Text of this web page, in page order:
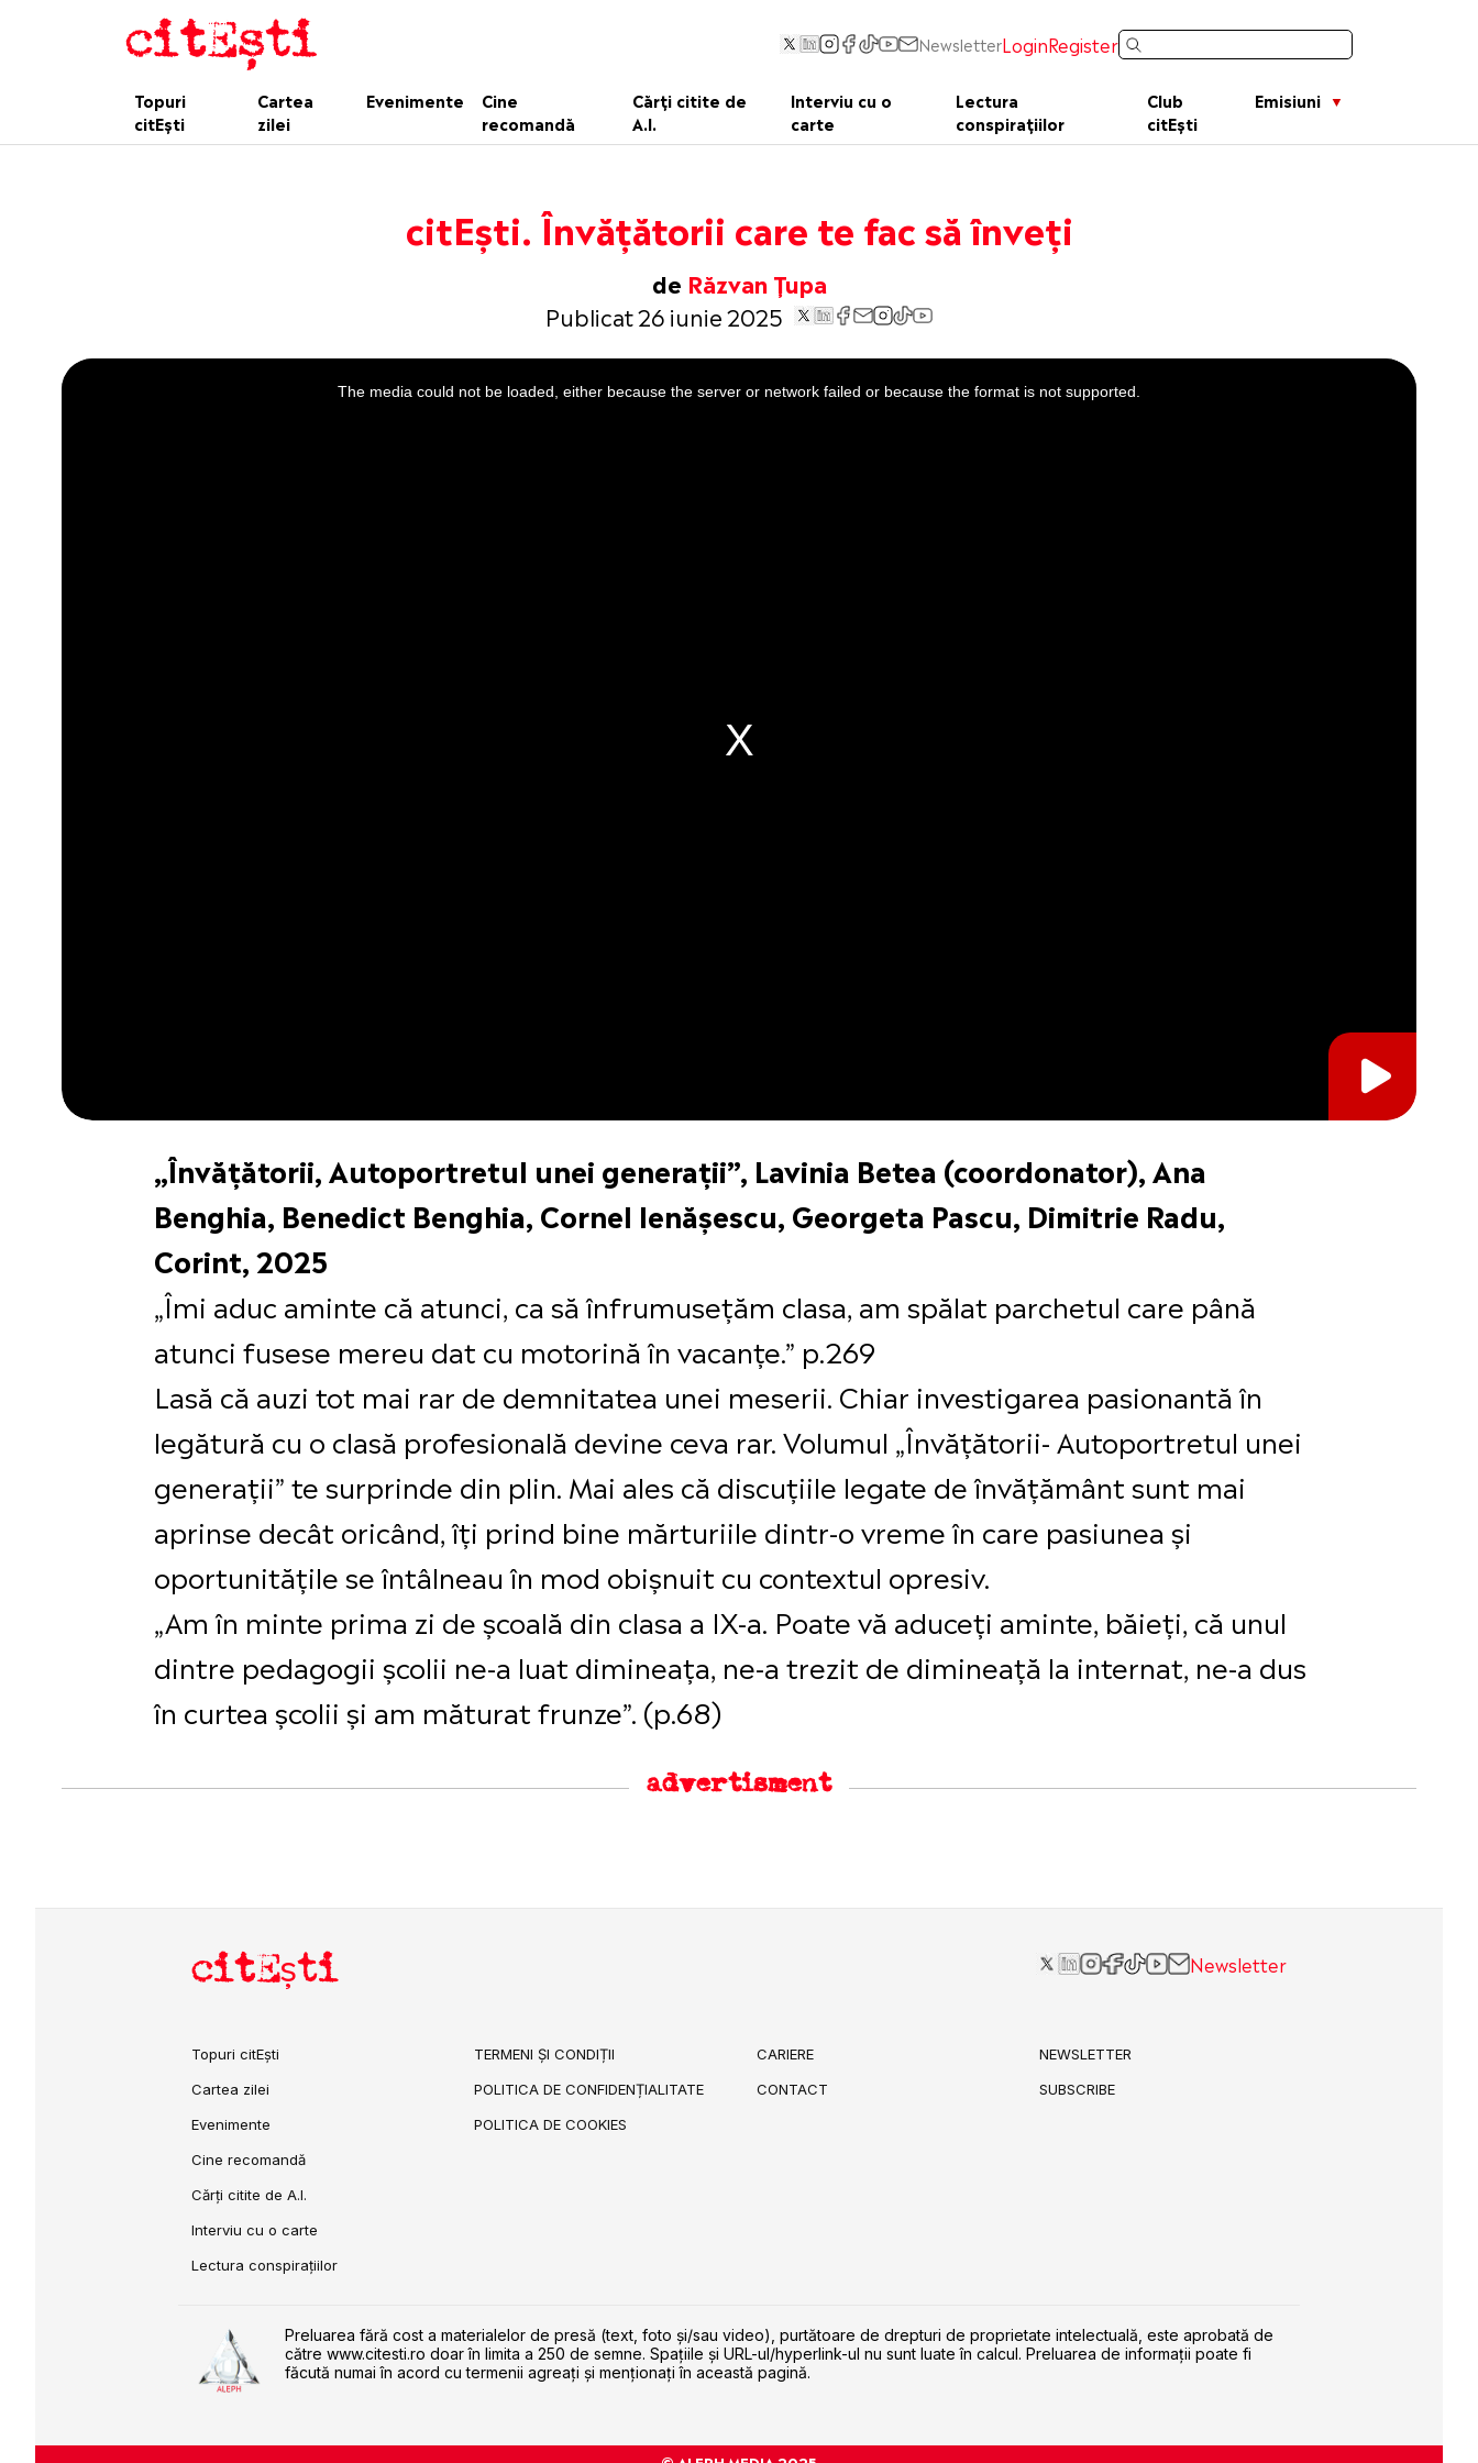
NewsletterLoginRegister
Topuri
citEști
Cartea
zilei
Evenimente
Cine
recomandă
Cărți citite de
A.I.
Interviu cu o
carte
Lectura
conspirațiilor
Club
citEști
Emisiuni
citEști. Învățătorii care te fac să înveți
de Răzvan Țupa
Publicat 26 iunie 2025
This
is
a
The media could not be loaded, either because the server or network failed or because the format is not supported.
„Învățătorii, Autoportretul unei generații”, Lavinia Betea (coordonator), Ana
Benghia, Benedict Benghia, Cornel Ienășescu, Georgeta Pascu, Dimitrie Radu,
Corint, 2025
„Îmi aduc aminte că atunci, ca să înfrumusețăm clasa, am spălat parchetul care până
atunci fusese mereu dat cu motorină în vacanțe.” p.269
Lasă că auzi tot mai rar de demnitatea unei meserii. Chiar investigarea pasionantă în
legătură cu o clasă profesională devine ceva rar. Volumul „Învățătorii- Autoportretul unei
generații” te surprinde din plin. Mai ales că discuțiile legate de învățământ sunt mai
aprinse decât oricând, îți prind bine mărturiile dintr-o vreme în care pasiunea și
oportunitățile se întâlneau în mod obișnuit cu contextul opresiv.
„Am în minte prima zi de școală din clasa a IX-a. Poate vă aduceți aminte, băieți, că unul
dintre pedagogii școlii ne-a luat dimineața, ne-a trezit de dimineață la internat, ne-a dus
în curtea școlii și am măturat frunze”. (p.68)
advertisment
citEști Newsletter
Topuri citEști
Cartea zilei
Evenimente
Cine recomandă
Cărți citite de A.I.
Interviu cu o carte
Lectura conspirațiilor
TERMENI ȘI CONDIȚII
POLITICA DE CONFIDENȚIALITATE
POLITICA DE COOKIES
CARIERE
CONTACT
NEWSLETTER
SUBSCRIBE
Preluarea fără cost a materialelor de presă (text, foto și/sau video), purtătoare de drepturi de proprietate intelectuală, este aprobată de
către www.citesti.ro doar în limita a 250 de semne. Spaţiile şi URL-ul/hyperlink-ul nu sunt luate în calcul. Preluarea de informaţii poate fi
făcută numai în acord cu termenii agreaţi şi menţionaţi în această pagină.